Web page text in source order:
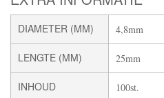
DIAMETER (MM) 4,8mm
LENGTE (MM) 25mm
INHOUD 100st.